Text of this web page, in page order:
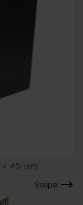
Swipe
x 40 cm)